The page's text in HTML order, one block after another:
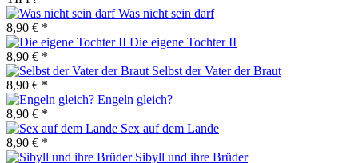
Was nicht sein darf
8,90 € *
Die eigene Tochter II
8,90 € *
Selbst der Vater der Braut
8,90 € *
Engeln gleich?
8,90 € *
Sex auf dem Lande
8,90 € *
Sibyll und ihre Brüder